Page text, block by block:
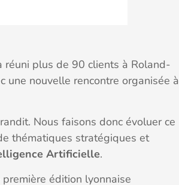
réuni plus de 90 clients à Roland-
une nouvelle rencontre organisée à
Nous faisons donc évoluer ce
thématiques stratégiques et
Artificielle.
édition lyonnaise